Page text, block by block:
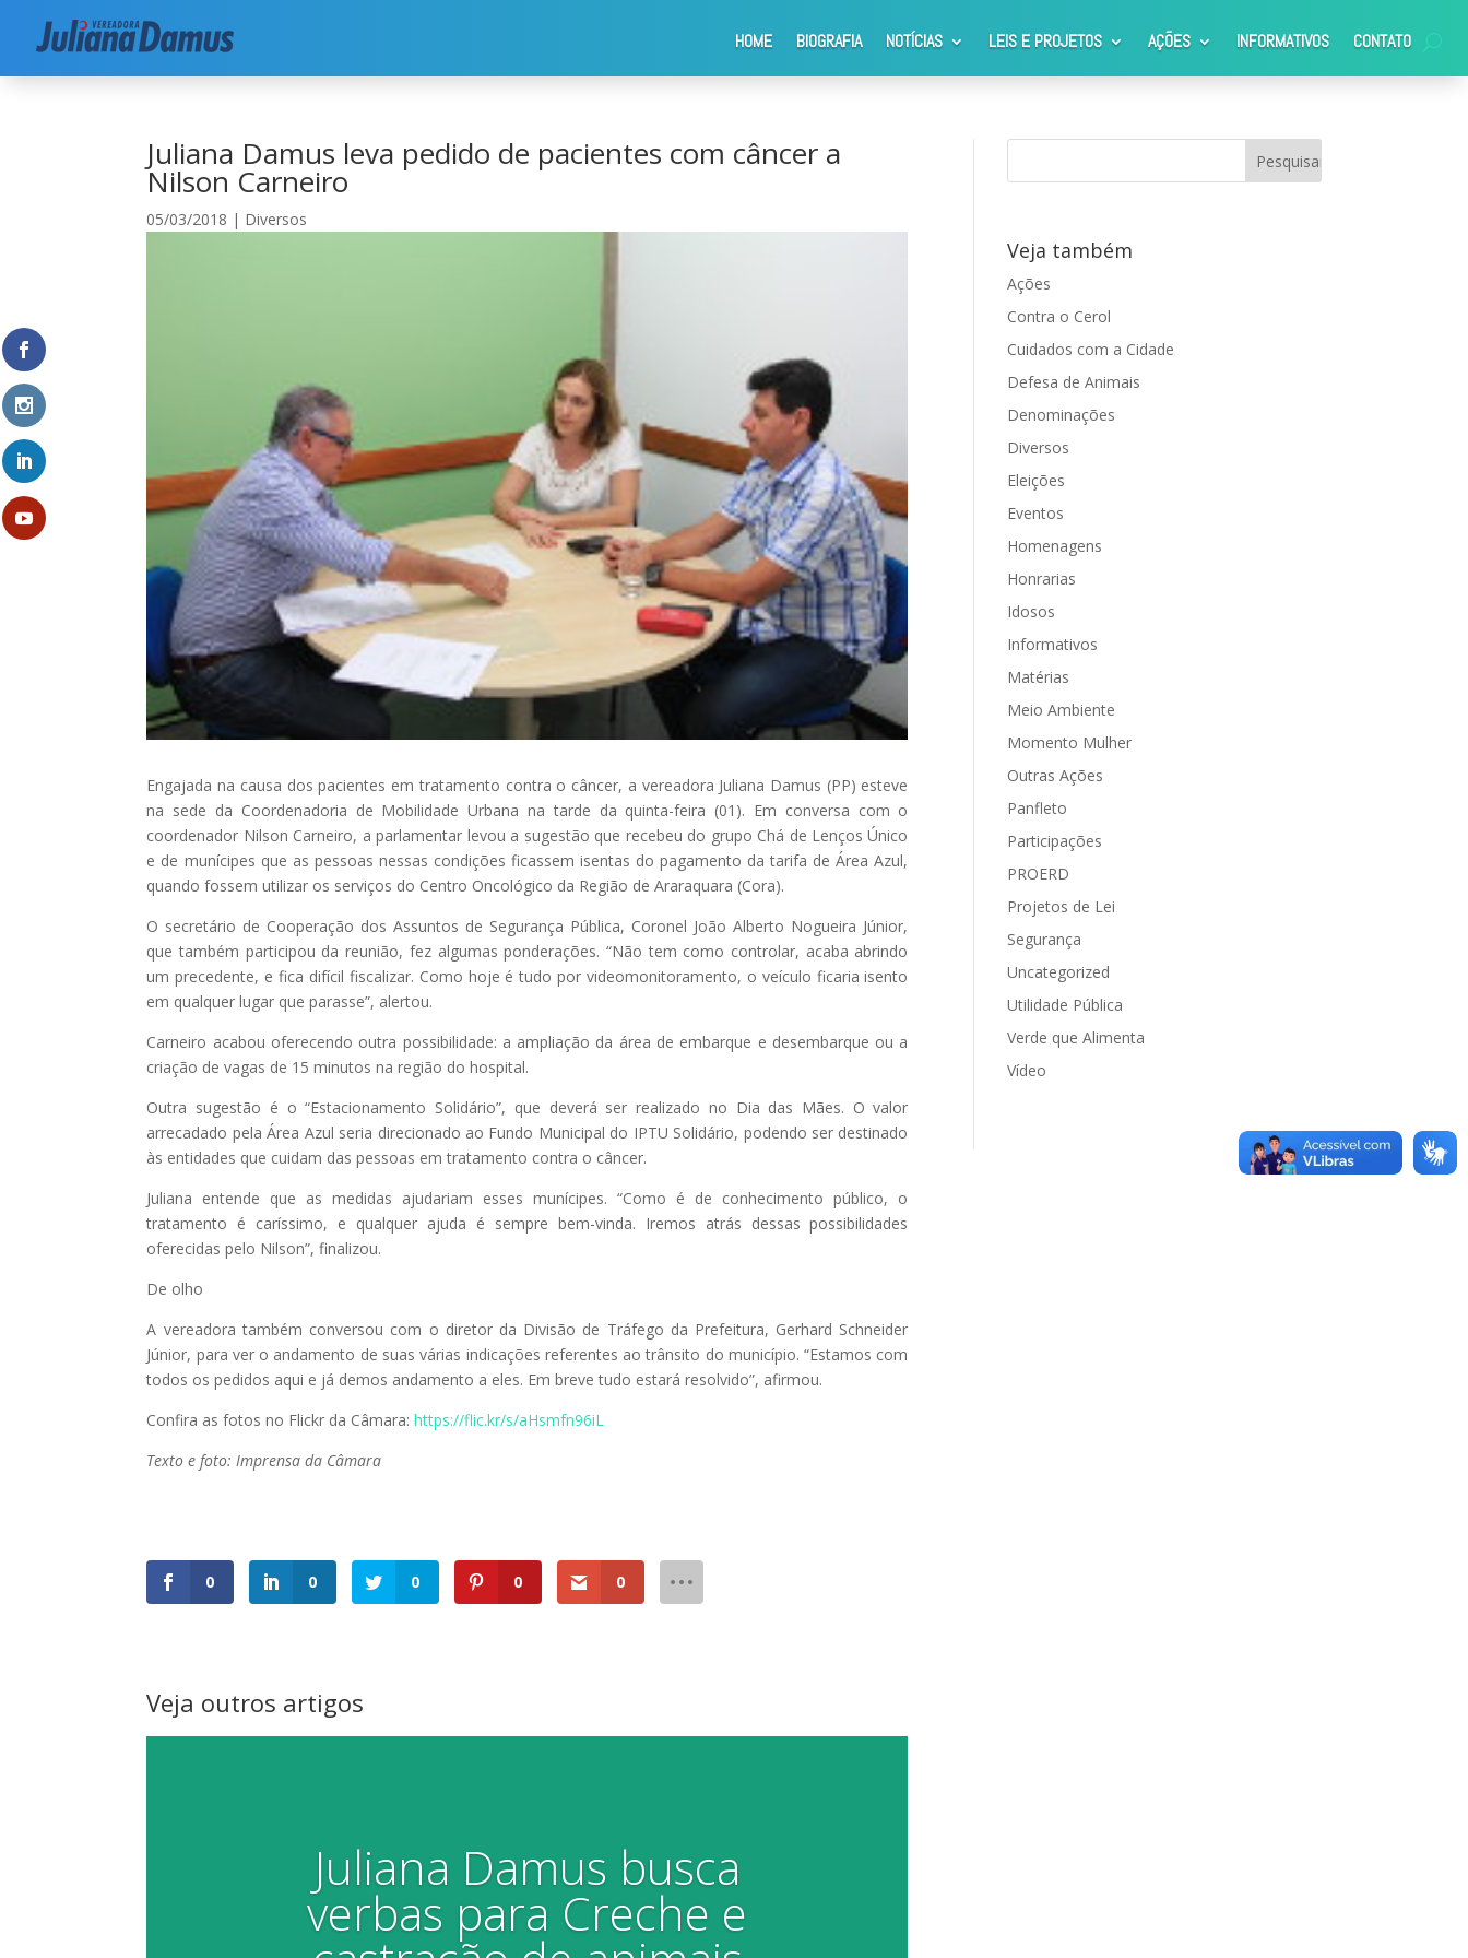
HOME BIOGRAFIA NOTÍCIAS LEIS E PROJETOS AÇÕES INFORMATIVOS CONTATO
Início|Diversos Juliana Damus leva pedido de pacientes com câncer a Nilson Carneiro
Juliana Damus leva pedido de pacientes com câncer a
Nilson Carneiro
05/03/2018 | Diversos
Engajada na causa dos pacientes em tratamento contra o câncer, a vereadora Juliana Damus (PP) esteve
na sede da Coordenadoria de Mobilidade Urbana na tarde da quinta-feira (01). Em conversa com o
coordenador Nilson Carneiro, a parlamentar levou a sugestão que recebeu do grupo Chá de Lenços Único
e de munícipes que as pessoas nessas condições ficassem isentas do pagamento da tarifa de Área Azul,
quando fossem utilizar os serviços do Centro Oncológico da Região de Araraquara (Cora).
O secretário de Cooperação dos Assuntos de Segurança Pública, Coronel João Alberto Nogueira Júnior,
que também participou da reunião, fez algumas ponderações. “Não tem como controlar, acaba abrindo
um precedente, e fica difícil fiscalizar. Como hoje é tudo por videomonitoramento, o veículo ficaria isento
em qualquer lugar que parasse”, alertou.
Carneiro acabou oferecendo outra possibilidade: a ampliação da área de embarque e desembarque ou a
criação de vagas de 15 minutos na região do hospital.
Outra sugestão é o “Estacionamento Solidário”, que deverá ser realizado no Dia das Mães. O valor
arrecadado pela Área Azul seria direcionado ao Fundo Municipal do IPTU Solidário, podendo ser destinado
às entidades que cuidam das pessoas em tratamento contra o câncer.
Juliana entende que as medidas ajudariam esses munícipes. “Como é de conhecimento público, o
tratamento é caríssimo, e qualquer ajuda é sempre bem-vinda. Iremos atrás dessas possibilidades
oferecidas pelo Nilson”, finalizou.
De olho
A vereadora também conversou com o diretor da Divisão de Tráfego da Prefeitura, Gerhard Schneider
Júnior, para ver o andamento de suas várias indicações referentes ao trânsito do município. “Estamos com
todos os pedidos aqui e já demos andamento a eles. Em breve tudo estará resolvido”, afirmou.
Confira as fotos no Flickr da Câmara:https://flic.kr/s/aHsmfn96iL
Texto e foto: Imprensa da Câmara
0 0 0 0 0
Veja outros artigos
Juliana Damus busca
verbas para Creche e
Veja também
Ações
Contra o Cerol
Cuidados com a Cidade
Defesa de Animais
Denominações
Diversos
Eleições
Eventos
Homenagens
Honrarias
Idosos
Informativos
Matérias
Meio Ambiente
Momento Mulher
Outras Ações
Panfleto
Participações
PROERD
Projetos de Lei
Segurança
Uncategorized
Utilidade Pública
Verde que Alimenta
Vídeo